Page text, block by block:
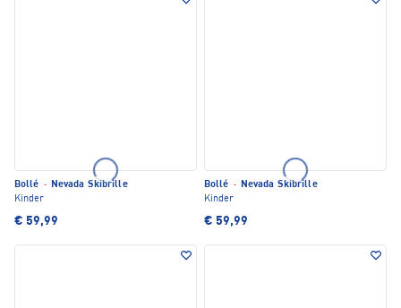
Bollé · Nevada Skibrille
Kinder
€ 59,99
Bollé · Nevada Skibrille
Kinder
€ 59,99